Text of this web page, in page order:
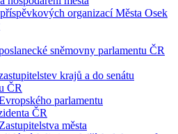
organizací Města Osek
sněmovny parlamentu ČR
krajů a do senátu
ČR
parlamentu
ČR
města